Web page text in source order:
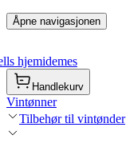
Åpne navigasjonen
hjemidemes
Handlekurv
Vintønner
Tilbehør til vintønder